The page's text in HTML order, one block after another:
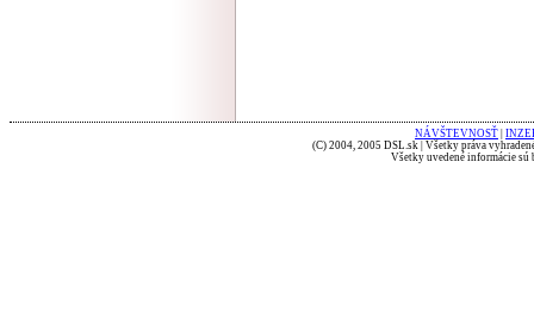
NÁVŠTEVNOSŤ
(C) 2004, 2005 DSL.sk | Všetky práva
Všetky uvedené informácie sú